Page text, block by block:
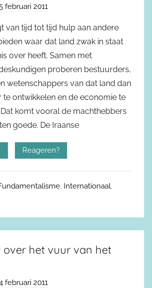
februari 2011
van tijd tot tijd hulp aan andere
waar dat land zwak in staat
over heeft. Samen met
proberen bestuurders,
wetenschappers van dat land dan
te ontwikkelen en de economie te
komt vooral de machthebbers
goede. De Iraanse
Reageren?
, Internationaal,
over het vuur van het
februari 2011